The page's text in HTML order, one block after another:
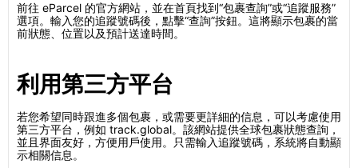
前往 eParcel 的官方網站，並在首頁找到“包裹查詢”或“追蹤服務”
選項。輸入您的追蹤號碼後，點擊“查詢”按鈕。這將顯示包裹的當
前狀態、位置以及預計送達時間。
利用第三方平台
若您希望同時跟進多個包裹，或需要更詳細的信息，可以考慮使用
第三方平台，例如 track.global。該網站提供全球包裹狀態查詢，
並且界面友好，方便用戶使用。只需輸入追蹤號碼，系統將自動顯
示相關信息。